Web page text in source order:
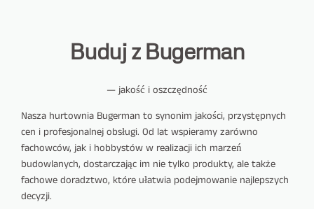
Buduj z Bugerman
— jakość i oszczędność
Nasza hurtownia Bugerman to synonim jakości, przystępnych
cen i profesjonalnej obsługi. Od lat wspieramy zarówno
fachowców, jak i hobbystów w realizacji ich marzeń
budowlanych, dostarczając im nie tylko produkty, ale także
fachowe doradztwo, które ułatwia podejmowanie najlepszych
decyzji.